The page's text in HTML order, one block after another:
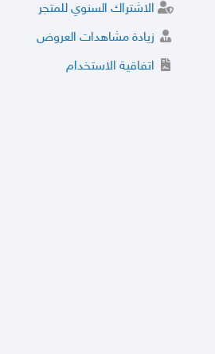
الاشتراك السنوي للمتجر
زيادة مشاهدات العروض
اتفاقية الاستخدام